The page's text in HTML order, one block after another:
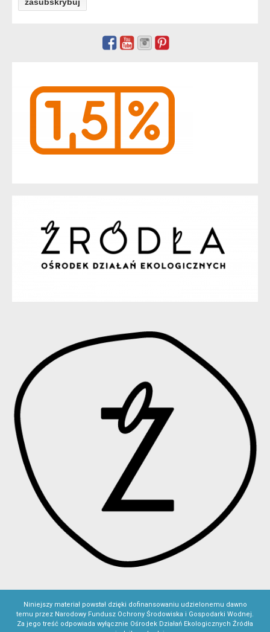
Niniejszy materiał powstał dzięki dofinansowaniu udzielonemu dawno
temu przez Narodowy Fundusz Ochrony Środowiska i Gospodarki Wodnej.
Za jego treść odpowiada wyłącznie Ośrodek Działań Ekologicznych Źródła